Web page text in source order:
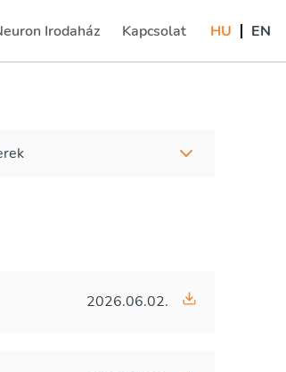
Irodaház Kapcsolat HU EN
2026.06.02.